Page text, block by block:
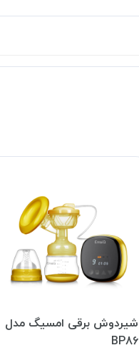
شیردوش برقی امسیگ مدل
BP86